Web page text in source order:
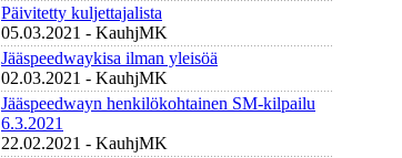
Päivitetty kuljettajalista
05.03.2021 - KauhjMK
Jääspeedwaykisa ilman yleisöä
02.03.2021 - KauhjMK
Jääspeedwayn henkilökohtainen SM-kilpailu
6.3.2021
22.02.2021 - KauhjMK